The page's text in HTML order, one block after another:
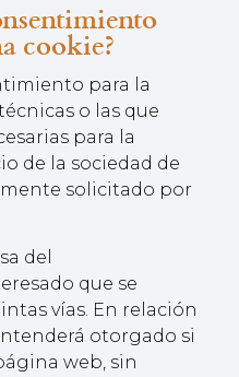
cookie?
para la
o las que
para la
de la sociedad de
solicitado por
del
que se
vías. En relación
otorgado si
web, sin